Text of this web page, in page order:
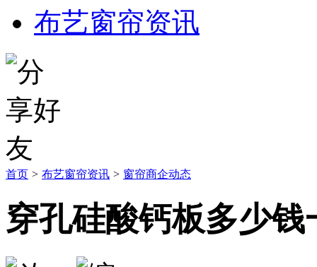
布艺窗帘资讯
首页 > 布艺窗帘资讯 > 窗帘商企动态
穿孔硅酸钙板多少钱